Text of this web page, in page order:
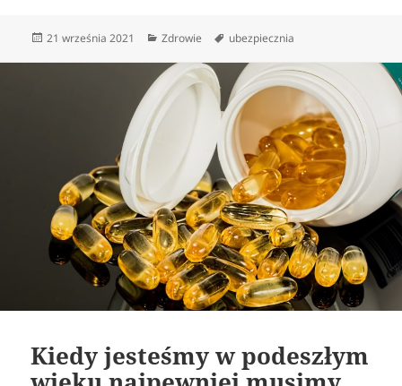
Data
21 września 2021 Kategorie
Zdrowie Tagi
ubezpiecznia
Kiedy jesteśmy w podeszłym